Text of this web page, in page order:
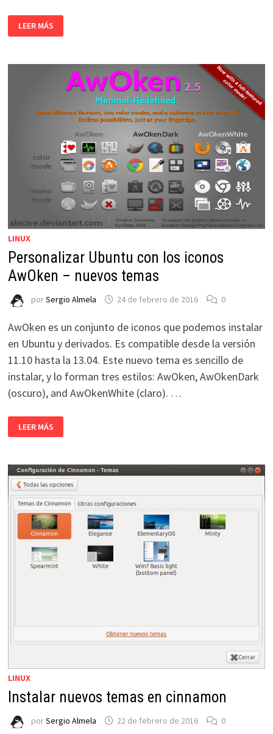
CAMBIAR
EL
FONDO
DE
LEER MÁS
LINUX
Personalizar Ubuntu con los iconos
AwOken – nuevos temas
porSergio Almela 24 de febrero de 2016 0
AwOken es un conjunto de iconos que podemos instalar
en Ubuntu y derivados. Es compatible desde la versión
11.10 hasta la 13.04. Este nuevo tema es sencillo de
instalar, y lo forman tres estilos: AwOken, AwOkenDark
(oscuro), and AwOkenWhite (claro). …
PERSONALIZAR
UBUNTU
CON
AWOKEN
–
NUEVOS
TEMAS
LEER MÁS
LINUX
Instalar nuevos temas en cinnamon
porSergio Almela 22 de febrero de 2016 0